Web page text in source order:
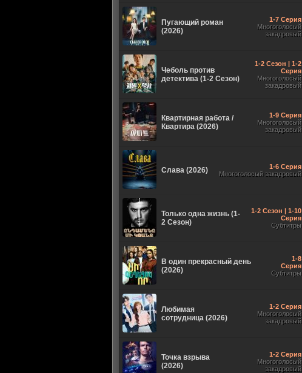
Пугающий роман
(2026)
1-7 Серия
Многоголосый
закадровый
Чеболь против
детектива (1-2 Сезон)
1-2 Сезон | 1-2
Серия
Многоголосый
закадровый
Квартирная работа /
Квартира (2026)
1-9 Серия
Многоголосый
закадровый
Слава (2026)
1-6 Серия
Многоголосый закадровый
Только одна жизнь (1-
2 Сезон)
1-2 Сезон | 1-10
Серия
Субтитры
В один прекрасный день
(2026)
1-8
Серия
Субтитры
Любимая
сотрудница (2026)
1-2 Серия
Многоголосый
закадровый
Точка взрыва
(2026)
1-2 Серия
Многоголосый
закадровый